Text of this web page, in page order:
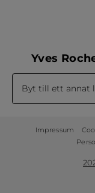
Yves
Byt till ett annat
Impressum